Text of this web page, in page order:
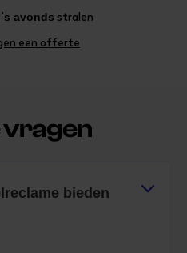
s avonds stralen
een offerte
vragen
bieden